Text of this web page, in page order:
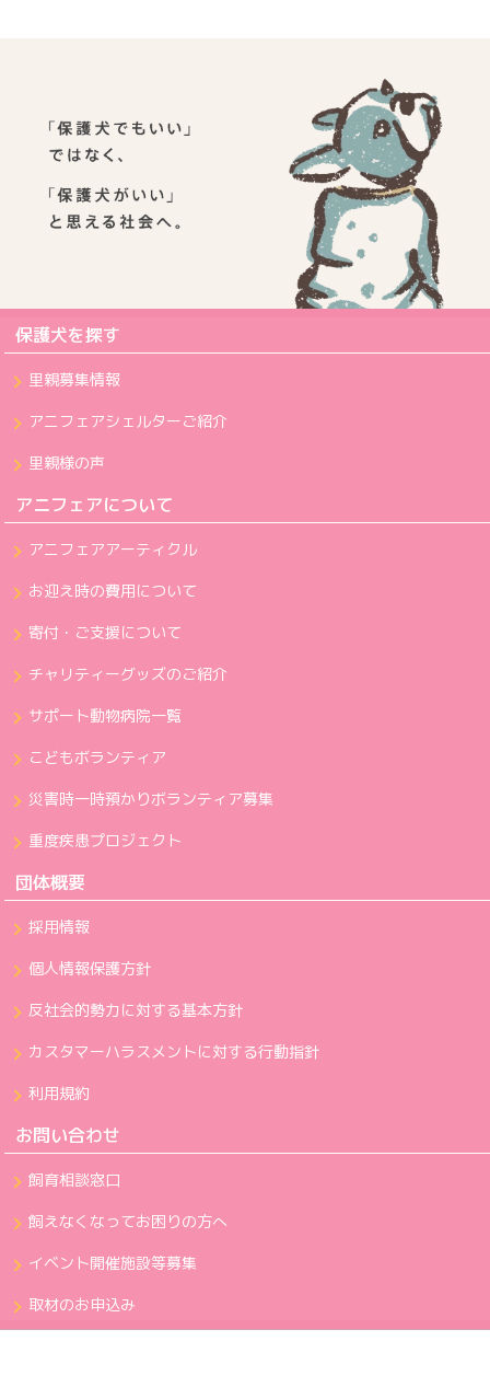
保護犬を探す
里親募集情報
アニフェアシェルターご紹介
里親様の声
アニフェアについて
アニフェアアーティクル
お迎え時の費用について
寄付・ご支援について
チャリティーグッズのご紹介
サポート動物病院一覧
こどもボランティア
災害時一時預かりボランティア募集
重度疾患プロジェクト
団体概要
採用情報
個人情報保護方針
反社会的勢力に対する基本方針
カスタマーハラスメントに対する行動指針
利用規約
お問い合わせ
飼育相談窓口
飼えなくなってお困りの方へ
イベント開催施設等募集
取材のお申込み